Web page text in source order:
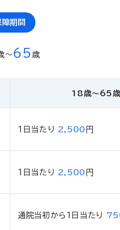
障期間
〜65 歳
18歳〜65
１日当たり 2,500 円
１日当たり 2,500 円
通院当初から１日当たり